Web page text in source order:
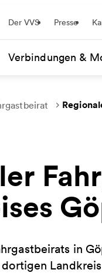
Der VVS Presse
Verbindungen &
in